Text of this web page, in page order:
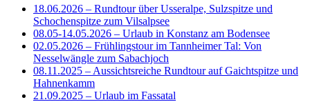
18.06.2026 – Rundtour über Usseralpe, Sulzspitze und
Schochenspitze zum Vilsalpsee
08.05-14.05.2026 – Urlaub in Konstanz am Bodensee
02.05.2026 – Frühlingstour im Tannheimer Tal: Von
Nesselwängle zum Sabachjoch
08.11.2025 – Aussichtsreiche Rundtour auf Gaichtspitze und
Hahnenkamm
21.09.2025 – Urlaub im Fassatal